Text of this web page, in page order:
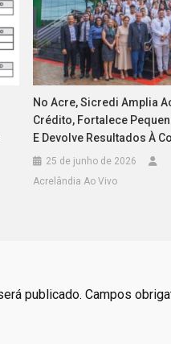
No Acre, Sicredi Amplia
Crédito, Fortalece
E Devolve Resultados À
25 de junho de 2026
Acrelândia Ao Vivo
publicado. Campos